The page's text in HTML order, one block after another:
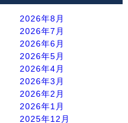
2026年8月
2026年7月
2026年6月
2026年5月
2026年4月
2026年3月
2026年2月
2026年1月
2025年12月